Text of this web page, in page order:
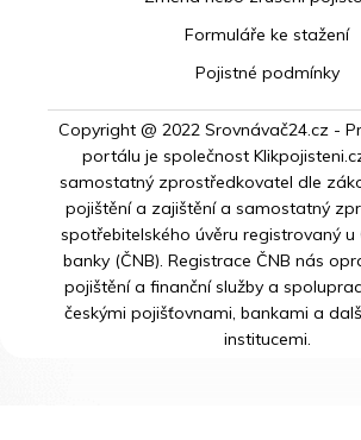
Formuláře ke stažení
Pojistné podmínky
Copyright @ 2022 Srovnávač24.cz -
portálu je společnost
samostatný zprostředkovatel dle
pojištění a zajištění a samostatný
spotřebitelského úvěru registrovaný u
banky (ČNB). Registrace ČNB nás
pojištění a finanční služby a
českými pojišťovnami, bankami a
institucemi.